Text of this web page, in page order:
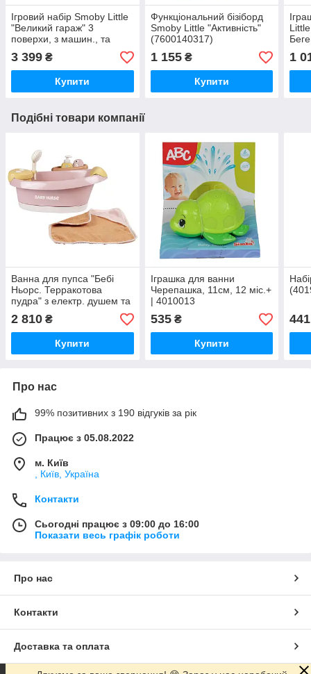
Ігровий набiр Smoby Little
"Великий гараж" 3
поверхи, з машин., та
гелікоп. (7600140203)
3 399 ₴
Купити
Функціональний бізіборд
Smoby Little "Активність"
(7600140317)
1 155₴
Купити
1
Подібні товари компанії
Ванна для пупса "Бебі
Ньорс. Терракотова
пудра" з електр. душем та
(7600220386)
2 810 ₴
Купити
Іграшка для ванни
Черепашка, 11см, 12 міс.+
| 4010013
535₴
Купити
441
Про нас
99% позитивних з 190 відгуків за рік
Працює з 05.08.2022
м. Київ
, Київ, Україна
Контакти
Сьогодні працює з 09:00 до 16:00
Показати весь графік роботи
Про нас
Контакти
Доставка та оплата